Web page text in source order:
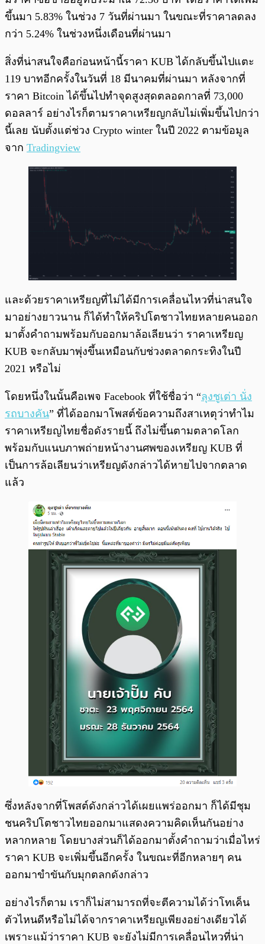
ขึ้นมา 5.83% ในช่วง 7 วันที่ผ่านมา ในขณะที่ราคาลดลง
กว่า 5.24% ในช่วงหนึ่งเดือนที่ผ่านมา
สิ่งที่น่าสนใจคือก่อนหน้านี้ราคา KUB ได้กลับขึ้นไปแตะ
119 บาทอีกครั้งในวันที่ 18 มีนาคมที่ผ่านมา หลังจากที่
ราคา Bitcoin ได้ขึ้นไปทำจุดสูงสุดตลอดกาลที่ 73,000
ดอลลาร์ อย่างไรก็ตามราคาเหรียญกลับไม่เพิ่มขึ้นไปกว่า
นี้เลย นับตั้งแต่ช่วง Crypto winter ในปี 2022 ตามข้อมูล
จาก Tradingview
และด้วยราคาเหรียญที่ไม่ได้มีการเคลื่อนไหวที่น่าสนใจ
มาอย่างยาวนาน ก็ได้ทำให้คริปโตชาวไทยหลายคนออก
มาตั้งคำถามพร้อมกับออกมาล้อเลียนว่า ราคาเหรียญ
KUB จะกลับมาพุ่งขึ้นเหมือนกับช่วงตลาดกระทิงในปี
2021 หรือไม่
โดยหนึ่งในนั้นคือเพจ Facebook ที่ใช้ชื่อว่า “ลุงชูเต่า นั่ง
รถบางคัน” ที่ได้ออกมาโพสต์ข้อความถึงสาเหตุว่าทำไม
ราคาเหรียญไทยชื่อดังรายนี้ ถึงไม่ขึ้นตามตลาดโลก
พร้อมกับแนบภาพถ่ายหน้างานศพของเหรียญ KUB ที่
เป็นการล้อเลียนว่าเหรียญดังกล่าวได้หายไปจากตลาด
แล้ว
ซึ่งหลังจากที่โพสต์ดังกล่าวได้เผยแพร่ออกมา ก็ได้มีชุม
ชนคริปโตชาวไทยออกมาแสดงความคิดเห็นกันอย่าง
หลากหลาย โดยบางส่วนก็ได้ออกมาตั้งคำถามว่าเมื่อไหร่
ราคา KUB จะเพิ่มขึ้นอีกครั้ง ในขณะที่อีกหลายๆ คน
ออกมาขำขันกับมุกตลกดังกล่าว
อย่างไรก็ตาม เราก็ไม่สามารถที่จะตีความได้ว่าโทเค็น
ตัวไหนดีหรือไม่ได้จากราคาเหรียญเพียงอย่างเดียวได้
เพราะแม้ว่าราคา KUB จะยังไม่มีการเคลื่อนไหวที่น่า